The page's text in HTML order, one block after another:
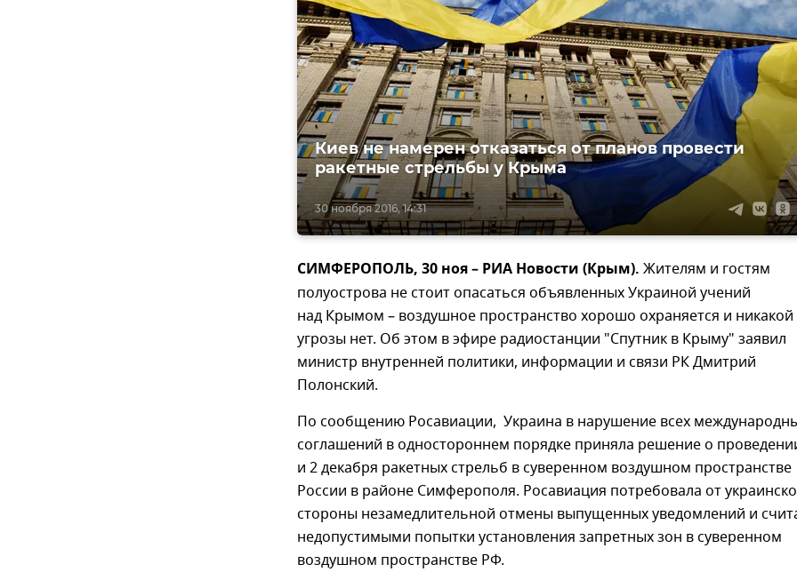
30 ноября 2016, 14:31
Киев не намерен отказаться от планов провести
ракетные стрельбы у Крыма
СИМФЕРОПОЛЬ, 30 ноя – РИА Новости (Крым). Жителям и гостям
полуострова не стоит опасаться объявленных Украиной учений
над Крымом – воздушное пространство хорошо охраняется и никакой
угрозы нет. Об этом в эфире радиостанции "Спутник в Крыму" заявил
министр внутренней политики, информации и связи РК Дмитрий
Полонский.
По сообщению Росавиации, Украина в нарушение всех
соглашений в одностороннем порядке приняла решение о
и 2 декабря ракетных стрельб в суверенном воздушном пространстве
России в районе Симферополя. Росавиация потребовала от
стороны незамедлительной отмены выпущенных уведомлений и
недопустимыми попытки установления запретных зон в суверенном
воздушном пространстве РФ.